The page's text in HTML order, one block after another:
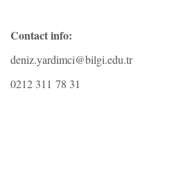
Contact info:
deniz.yardimci@bilgi.edu.tr
0212 311 78 31